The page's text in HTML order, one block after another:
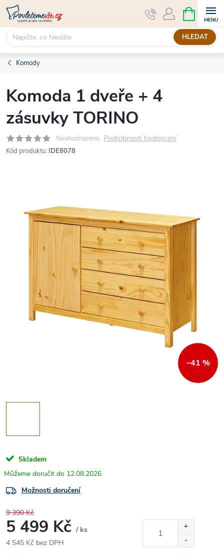
Přejít
obsah
HLEDAT
NÁKUPNÍ
KOŠÍK
Komody
Komoda 1 dveře + 4
zásuvky TORINO
Neohodnoceno Podrobnosti hodnocení
Kód produktu: IDE8078
–41 %
Skladem
12.08.2026
Možnosti doručení
9 390 Kč
5 499 Kč / ks
4 545 Kč bez DPH